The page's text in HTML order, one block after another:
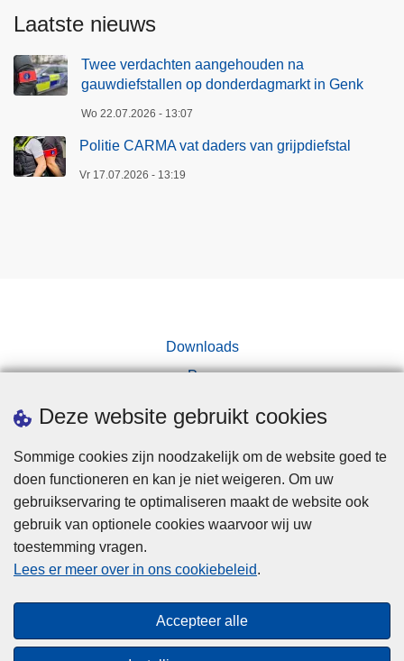
Deze website gebruikt cookies
Sommige cookies zijn noodzakelijk om de website goed te
doen functioneren en kan je niet weigeren. Om uw
gebruikservaring te optimaliseren maakt de website ook
gebruik van optionele cookies waarvoor wij uw
toestemming vragen.
Lees er meer over in ons cookiebeleid.
Accepteer alle
Laatste nieuws
Twee verdachten aangehouden na
gauwdiefstallen op donderdagmarkt in Genk
Wo 22.07.2026 - 13:07
Politie CARMA vat daders van grijpdiefstal
Vr 17.07.2026 - 13:19
Downloads
Pers
Disclaimer
Privacy
Cookies
Toegankelijkheid